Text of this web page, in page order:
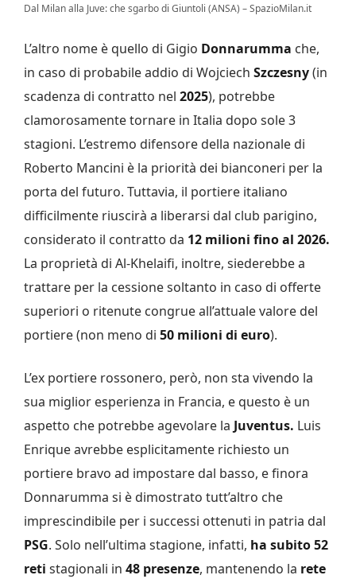
Dal Milan alla Juve: che sgarbo di Giuntoli (ANSA) – SpazioMilan.it
L’altro nome è quello di Gigio Donnarumma che,
in caso di probabile addio di Wojciech Szczesny(in
scadenza di contratto nel 2025), potrebbe
clamorosamente tornare in Italia dopo sole 3
stagioni. L’estremo difensore della nazionale di
Roberto Mancini è la priorità dei bianconeri per la
porta del futuro. Tuttavia, il portiere italiano
difficilmente riuscirà a liberarsi dal club parigino,
considerato il contratto da 12 milioni fino al 2026.
La proprietà di Al-Khelaifi, inoltre, siederebbe a
trattare per la cessione soltanto in caso di offerte
superiori o ritenute congrue all’attuale valore del
portiere (non meno di 50 milioni di euro).
L’ex portiere rossonero, però, non sta vivendo la
sua miglior esperienza in Francia, e questo è un
aspetto che potrebbe agevolare la Juventus. Luis
Enrique avrebbe esplicitamente richiesto un
portiere bravo ad impostare dal basso, e finora
Donnarumma si è dimostrato tutt’altro che
imprescindibile per i successi ottenuti in patria dal
PSG. Solo nell’ultima stagione, infatti, ha subito 52
reti stagionali in 48 presenze, mantenendo la rete